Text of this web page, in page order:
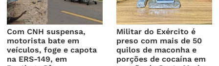
Com CNH suspensa,
motorista bate em
veículos, foge e capota
na ERS-149, em
Militar do Exército é
preso com mais de 50
quilos de maconha e
porções de cocaína em